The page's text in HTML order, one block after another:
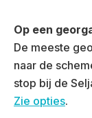
Op een
De meeste
naar de
stop bij de
Zie opties.